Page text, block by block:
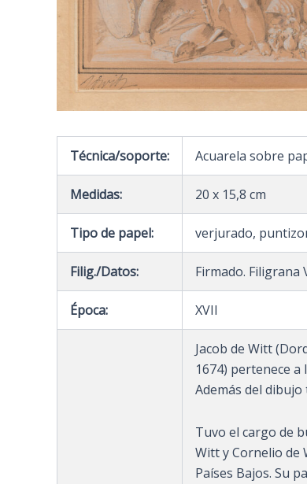
Técnica/soporte: Acuarela sobre
Medidas: 20 x 15,8 cm
Tipo de papel: verjurado,
Filig./Datos: Firmado. Filigrana
Época: XVII
Jacob de Witt
1674) pertenece a
Además del
Tuvo el cargo de
Witt y Cornelio de
Países Bajos. Su